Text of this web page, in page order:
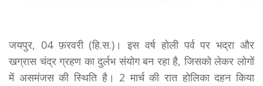
जयपुर, 04 फ़रवरी (हि.स.)। इस वर्ष होली पर्व पर भद्रा और
खग्रास चंद्र ग्रहण का दुर्लभ संयोग बन रहा है, जिसको लेकर लोगों
में असमंजस की स्थिति है। 2 मार्च की रात होलिका दहन किया